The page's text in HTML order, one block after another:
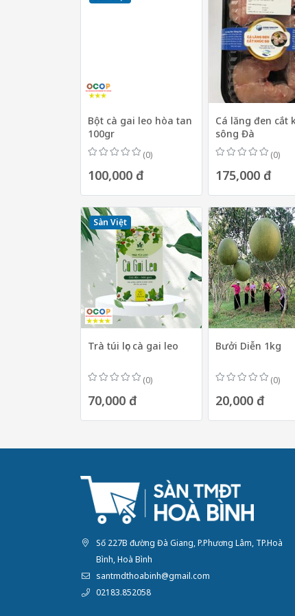
Bột cà gai leo hòa tan
100gr
(0)
100,000 đ
Cá lăng đen cắt
sông Đà
(0)
175,000 đ
Sàn Việt
Trà túi lọc cà gai leo
(0)
70,000 đ
Bưởi Diễn 1kg
(0)
20,000 đ
Số 227B đường Đà Giang, P.Phương Lâm, TP.Hoà
Bình, Hoà Bình
santmdthoabinh@gmail.com
02183.852058